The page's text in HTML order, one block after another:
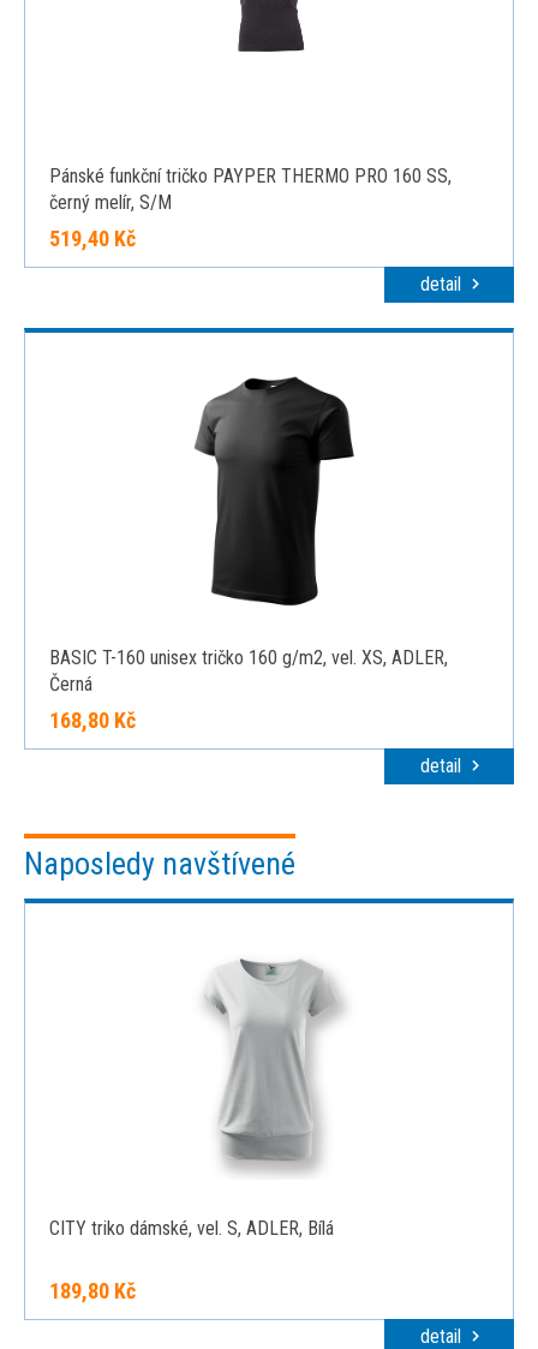
Pánské funkční tričko PAYPER THERMO PRO 160 SS,
černý melír, S/M
519,40 Kč
detail
BASIC T-160 unisex tričko 160 g/m2, vel. XS, ADLER,
Černá
168,80 Kč
detail
Naposledy navštívené
CITY triko dámské, vel. S, ADLER, Bílá
189,80 Kč
detail